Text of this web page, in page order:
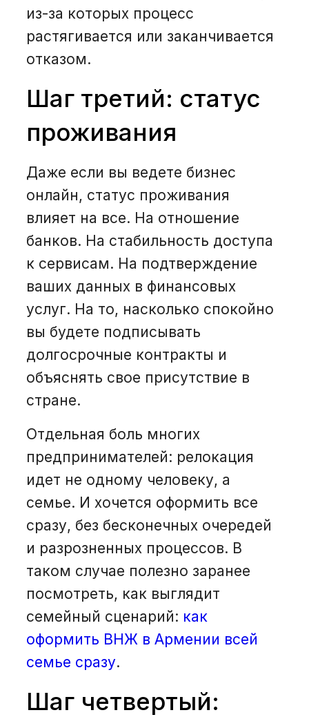
из-за которых процесс
растягивается или заканчивается
отказом.
Шаг третий: статус
проживания
Даже если вы ведете бизнес
онлайн, статус проживания
влияет на все. На отношение
банков. На стабильность доступа
к сервисам. На подтверждение
ваших данных в финансовых
услуг. На то, насколько спокойно
вы будете подписывать
долгосрочные контракты и
объяснять свое присутствие в
стране.
Отдельная боль многих
предпринимателей: релокация
идет не одному человеку, а
семье. И хочется оформить все
сразу, без бесконечных очередей
и разрозненных процессов. В
таком случае полезно заранее
посмотреть, как выглядит
семейный сценарий: как
оформить ВНЖ в Армении всей
семье сразу.
Шаг четвертый: